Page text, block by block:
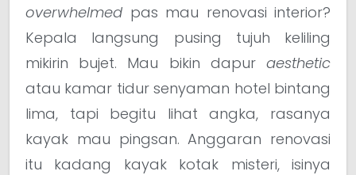
overwhelmed pas mau renovasi interior?
Kepala langsung pusing tujuh keliling
mikirin bujet. Mau bikin dapur aesthetic
atau kamar tidur senyaman hotel bintang
lima, tapi begitu lihat angka, rasanya
kayak mau pingsan. Anggaran renovasi
itu kadang kayak kotak misteri, isinya